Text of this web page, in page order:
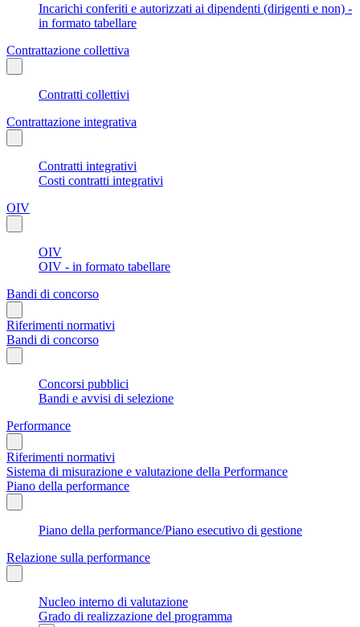
Incarichi conferiti e autorizzati ai dipendenti (dirigenti e non) -
in formato tabellare
Contrattazione collettiva
Contratti collettivi
Contrattazione integrativa
Contratti integrativi
Costi contratti integrativi
OIV
OIV
OIV - in formato tabellare
Bandi di concorso
Riferimenti normativi
Bandi di concorso
Concorsi pubblici
Bandi e avvisi di selezione
Performance
Riferimenti normativi
Sistema di misurazione e valutazione della Performance
Piano della performance
Piano della performance/Piano esecutivo di gestione
Relazione sulla performance
Nucleo interno di valutazione
Grado di realizzazione del programma